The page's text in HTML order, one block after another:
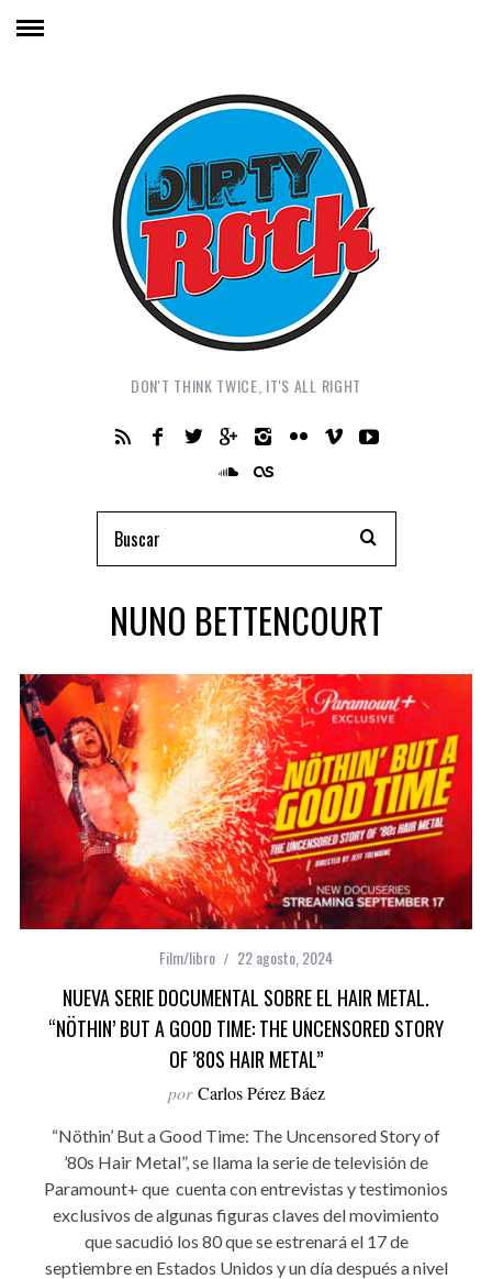
DON'T THINK TWICE, IT'S ALL RIGHT
NUNO BETTENCOURT
Film/libro 22 agosto, 2024
NUEVA SERIE DOCUMENTAL SOBRE EL HAIR METAL.
“NÖTHIN’ BUT A GOOD TIME: THE UNCENSORED STORY
OF ’80S HAIR METAL”
por Carlos Pérez Báez
“Nöthin’ But a Good Time: The Uncensored Story of
’80s Hair Metal”, se llama la serie de televisión de
Paramount+ que cuenta con entrevistas y testimonios
exclusivos de algunas figuras claves del movimiento
que sacudió los 80 que se estrenará el 17 de
septiembre en Estados Unidos y un día después a nivel